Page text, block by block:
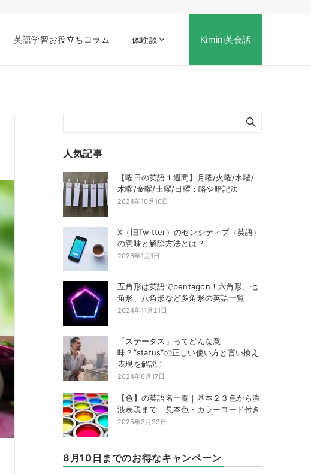
英語学習お役立ちコラム 体験談 Kimini英会話
人気記事
【曜日の英語１週間】月曜/火曜/水曜/
木曜/金曜/土曜/日曜：略や暗記法
2024年10月10日
X（旧Twitter）のセンシティブ（英語）
の意味と解除方法とは？
2026年1月1日
五角形は英語でpentagon！六角形、七
角形、八角形など多角形の英語一覧
2024年11月21日
「ステータス」ってどんな意
味？”status”の正しい使い方と言い換え
表現を解説！
2024年6月17日
【色】の英語名一覧｜基本２３色から濃
淡表現まで｜見本色・カラーコード付き
2025年3月23日
8月10日までのお得なキャンペーン